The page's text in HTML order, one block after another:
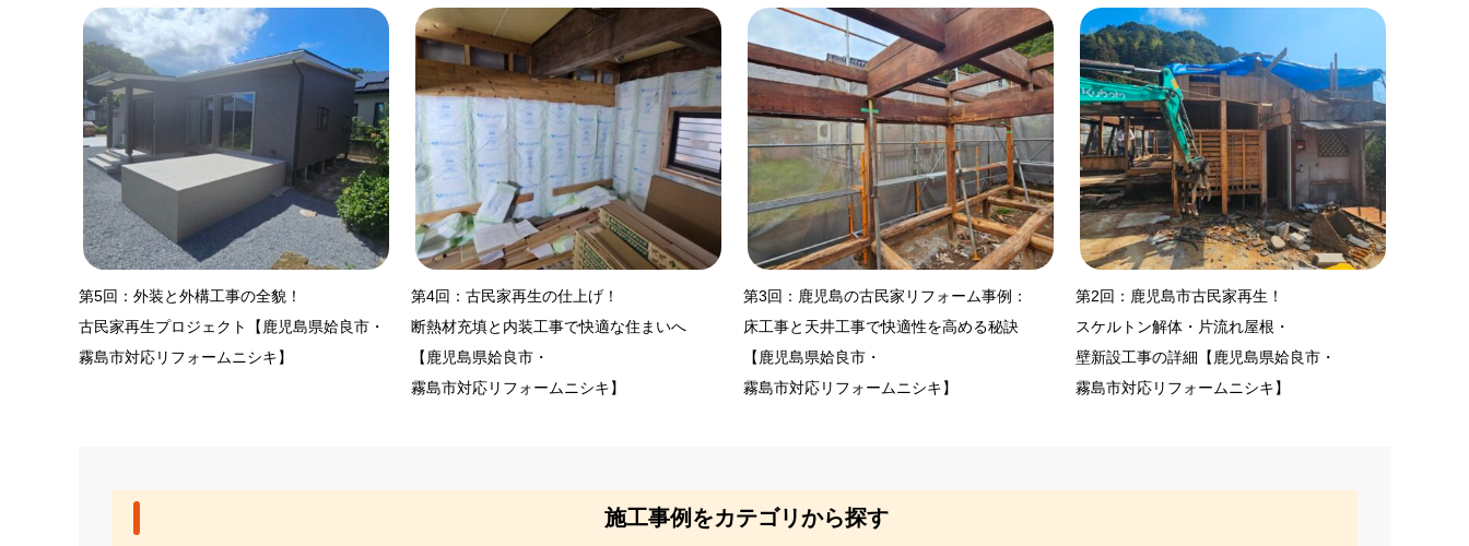
第5回：外装と外構工事の全貌！
古民家再生プロジェクト【鹿児島県姶良市・
霧島市対応リフォームニシキ】
第4回：古民家再生の仕上げ！
断熱材充填と内装工事で快適な住まいへ
【鹿児島県姶良市・
霧島市対応リフォームニシキ】
第3回：鹿児島の古民家リフォーム事例：
床工事と天井工事で快適性を高める秘訣
【鹿児島県姶良市・
霧島市対応リフォームニシキ】
第2回：鹿児島市古民家再生！
スケルトン解体・片流れ屋根・
壁新設工事の詳細【鹿児島県姶良市・
霧島市対応リフォームニシキ】
施工事例をカテゴリから探す